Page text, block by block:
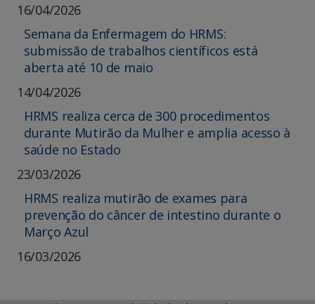
16/04/2026
Semana da Enfermagem do HRMS:
submissão de trabalhos científicos está
aberta até 10 de maio
14/04/2026
HRMS realiza cerca de 300 procedimentos
durante Mutirão da Mulher e amplia acesso à
saúde no Estado
23/03/2026
HRMS realiza mutirão de exames para
prevenção do câncer de intestino durante o
Março Azul
16/03/2026